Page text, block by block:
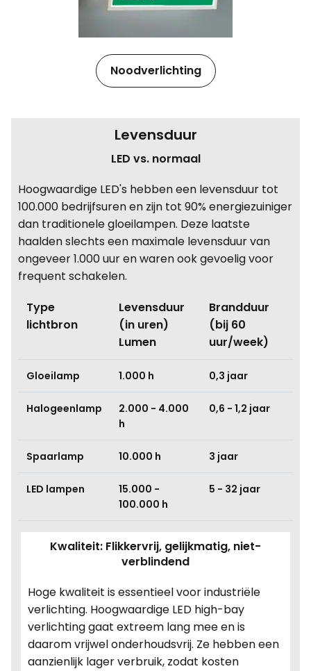
Noodverlichting
Levensduur
LED vs. normaal
Hoogwaardige LED's hebben een levensduur tot
100.000 bedrijfsuren en zijn tot 90% energiezuiniger
dan traditionele gloeilampen. Deze laatste
haalden slechts een maximale levensduur van
ongeveer 1.000 uur en waren ook gevoelig voor
frequent schakelen.
Type
lichtbron
Levensduur
(in uren)
Lumen
Brandduur
(bij 60
uur/week)
Gloeilamp 1.000 h 0,3 jaar
Halogeenlamp
2.000 - 4.000
h
0,6 - 1,2 jaar
Spaarlamp 10.000 h 3 jaar
LED lampen
15.000 -
100.000 h
5 - 32 jaar
Kwaliteit: Flikkervrij, gelijkmatig, niet-
verblindend
Hoge kwaliteit is essentieel voor industriële
verlichting. Hoogwaardige LED high-bay
verlichting gaat extreem lang mee en is
daarom vrijwel onderhoudsvrij. Ze hebben een
aanzienlijk lager verbruik, zodat kosten